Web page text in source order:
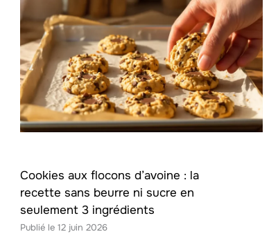
Cookies aux flocons d’avoine : la
recette sans beurre ni sucre en
seulement 3 ingrédients
12 juin 2026